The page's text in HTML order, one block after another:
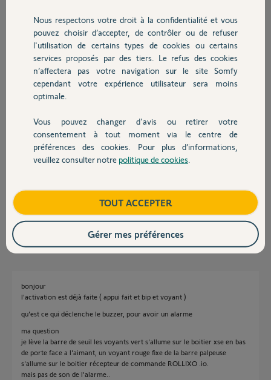
Chauffage
Autres produits
Devis avec un pro
Contact
il y a presque 2 ans
Participer au fil de discussion
Réponses
Bonjour,
Pour activer / désactiver l’alarme, appuyer simultanément sur les
touches
STOP et Descente du récepteur jusqu’à ce que les 4 voyants clignotent
Quentin B. il y a presque 2 ans
bonjour
l'activation est déjà faite ( appui fait et bip et voyant )
qu'est ce qui déclenche le buzzer, pour avoir un alarme
ma question
je lève la barre de seuil les voyants vert s'allume sur le boitier xse en bas
de porte face a l'aimant, un voyant rouge fixe de la barre palpeuse
s'allume sur le boitier récepteur de commande ROLLIXO .io.
mais pas de son de l'alarme..
Nous respectons votre droit à la confidentialité et vous
pouvez choisir d’accepter, de contrôler ou de refuser
l'utilisation de certains types de cookies ou certains
services proposés par des tiers. Le refus des cookies
n’affectera pas votre navigation sur le site Somfy
cependant votre expérience utilisateur sera moins
optimale.
Vous pouvez changer d'avis ou retirer votre
consentement à tout moment via le centre de
préférences des cookies. Pour plus d’informations,
veuillez consulter notre politique de cookies
TOUT ACCEPTER
Gérer mes préférences